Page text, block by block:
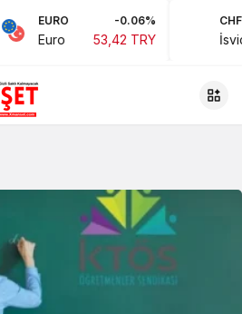
EURO -0.06%
Euro 53,42 TRY
CHF